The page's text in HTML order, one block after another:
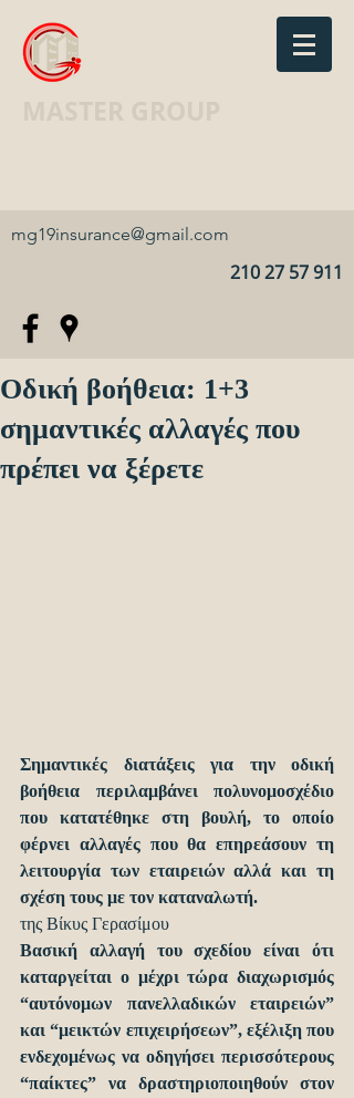
mg19insurance@gmail.com
210 27 57 911
Οδική βοήθεια: 1+3
σημαντικές αλλαγές που
πρέπει να ξέρετε
Σημαντικές διατάξεις για την οδική
βοήθεια περιλαμβάνει πολυνομοσχέδιο
που κατατέθηκε στη βουλή, το οποίο
φέρνει αλλαγές που θα επηρεάσουν τη
λειτουργία των εταιρειών αλλά και τη
σχέση τους με τον καταναλωτή.
της Βίκυς Γερασίμου
Βασική αλλαγή του σχεδίου είναι ότι
καταργείται ο μέχρι τώρα διαχωρισμός
“αυτόνομων πανελλαδικών εταιρειών”
και “μεικτών επιχειρήσεων”, εξέλιξη που
ενδεχομένως να οδηγήσει περισσότερους
“παίκτες” να δραστηριοποιηθούν στον